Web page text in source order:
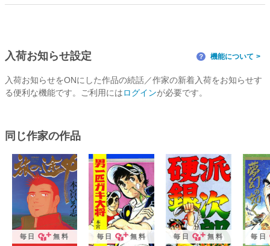
入荷お知らせ設定 ？ 機能について
入荷お知らせをONにした作品の続話／作家の新着入荷をお知らせす
る便利な機能です。ご利用にはログインが必要です。
同じ作家の作品
毎日 無料 毎日 無料 毎日 無料 毎日